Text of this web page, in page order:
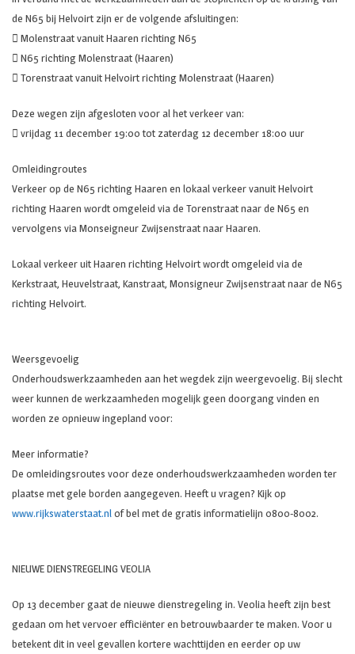
de N65 bij Helvoirt zijn er de volgende afsluitingen:
 Molenstraat vanuit Haaren richting N65
 N65 richting Molenstraat (Haaren)
 Torenstraat vanuit Helvoirt richting Molenstraat (Haaren)
Deze wegen zijn afgesloten voor al het verkeer van:
 vrijdag 11 december 19:00 tot zaterdag 12 december 18:00 uur
Omleidingroutes
Verkeer op de N65 richting Haaren en lokaal verkeer vanuit Helvoirt
richting Haaren wordt omgeleid via de Torenstraat naar de N65 en
vervolgens via Monseigneur Zwijsenstraat naar Haaren.
Lokaal verkeer uit Haaren richting Helvoirt wordt omgeleid via de
Kerkstraat, Heuvelstraat, Kanstraat, Monsigneur Zwijsenstraat naar de N65
richting Helvoirt.
Weersgevoelig
Onderhoudswerkzaamheden aan het wegdek zijn weergevoelig. Bij slecht
weer kunnen de werkzaamheden mogelijk geen doorgang vinden en
worden ze opnieuw ingepland voor:
Meer informatie?
De omleidingsroutes voor deze onderhoudswerkzaamheden worden ter
plaatse met gele borden aangegeven. Heeft u vragen? Kijk op
www.rijkswaterstaat.nl of bel met de gratis informatielijn 0800-8002.
NIEUWE DIENSTREGELING VEOLIA
Op 13 december gaat de nieuwe dienstregeling in. Veolia heeft zijn best
gedaan om het vervoer efficiënter en betrouwbaarder te maken. Voor u
betekent dit in veel gevallen kortere wachttijden en eerder op uw